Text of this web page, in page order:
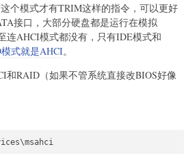
个模式才有TRIM这样的指令，可以更好
接口，大部分硬盘都是运行在模拟
连AHCI模式都没有，只有IDE模式和
式就是AHCI。
RAID（如果不管系统直接改BIOS好像